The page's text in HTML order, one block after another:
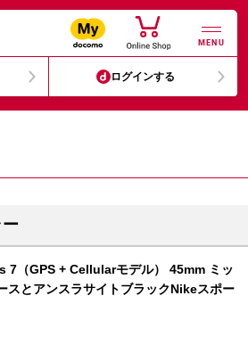
MENU
ログインする
（GPS + Cellularモデル） 45mm ミッ
スとアンスラサイトブラックNikeスポー